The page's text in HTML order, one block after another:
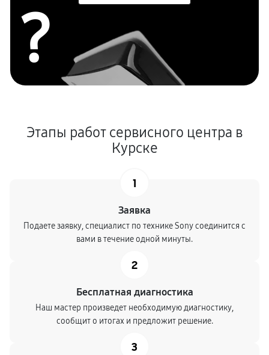
?
Этапы работ сервисного центра в
Курске
1
Заявка
Подаете заявку, специалист по технике Sony соединится с
вами в течение одной минуты.
2
Бесплатная диагностика
Наш мастер произведет необходимую диагностику,
сообщит о итогах и предложит решение.
3